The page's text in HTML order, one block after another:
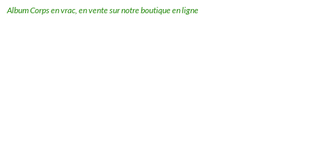
Album Corps en vrac, en vente sur notre boutique en ligne